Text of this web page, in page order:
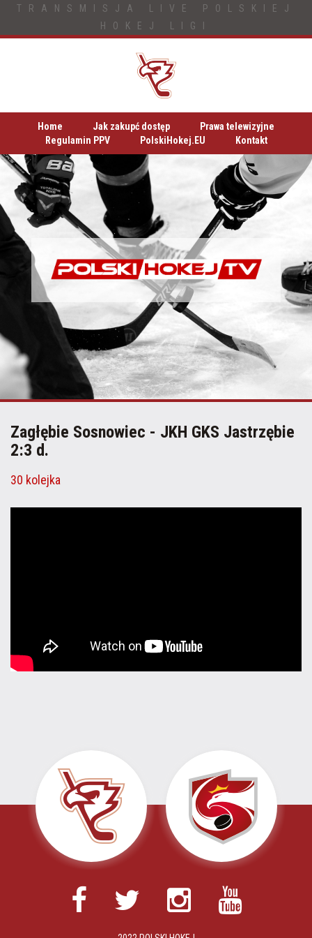
TRANSMISJA LIVE POLSKIEJ
HOKEJ LIGI
Home Jak zakupć dostęp
Prawa telewizyjne
Regulamin PPV
PolskiHokej.EU Kontakt
Zagłębie Sosnowiec - JKH GKS Jastrzębie
2:3 d.
30 kolejka